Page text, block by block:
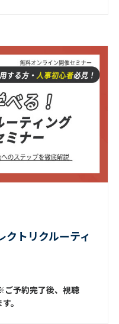
クトリクルーティ
予約完了後、視聴
。